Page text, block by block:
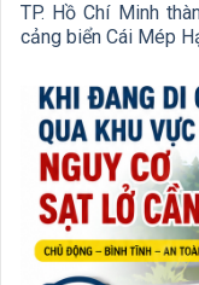
TP. Hồ Chí Minh
cảng biển Cái Mép